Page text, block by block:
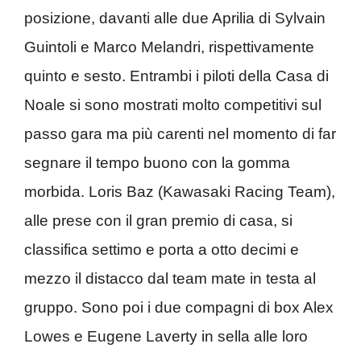
posizione, davanti alle due Aprilia di Sylvain
Guintoli e Marco Melandri, rispettivamente
quinto e sesto. Entrambi i piloti della Casa di
Noale si sono mostrati molto competitivi sul
passo gara ma più carenti nel momento di far
segnare il tempo buono con la gomma
morbida. Loris Baz (Kawasaki Racing Team),
alle prese con il gran premio di casa, si
classifica settimo e porta a otto decimi e
mezzo il distacco dal team mate in testa al
gruppo. Sono poi i due compagni di box Alex
Lowes e Eugene Laverty in sella alle loro